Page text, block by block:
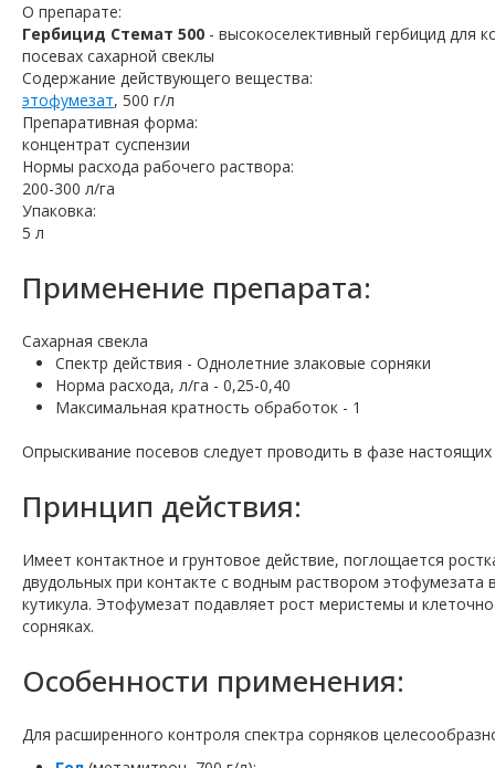
О препарате:
Гербицид Стемат 500 - высокоселективный гербицид для
посевах сахарной свеклы
Содержание действующего вещества:
этофумезат, 500 г/л
Препаративная форма:
концентрат суспензии
Нормы расхода рабочего раствора:
200-300 л/га
Упаковка:
5 л
Применение препарата:
Сахарная свекла
Спектр действия - Однолетние злаковые сорняки
Норма расхода, л/га - 0,25-0,40
Максимальная кратность обработок - 1
Опрыскивание посевов следует проводить в фазе
Принцип действия:
Имеет контактное и грунтовое действие, поглощается
двудольных при контакте с водным раствором
кутикула. Этофумезат подавляет рост меристемы и
сорняках.
Особенности применения:
Для расширенного контроля спектра сорняков